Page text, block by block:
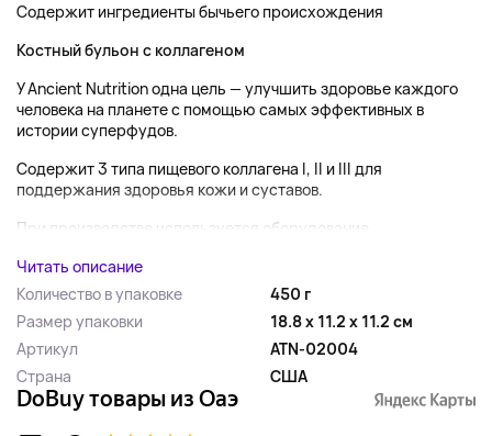
Содержит ингредиенты бычьего происхождения
Костный бульон с коллагеном
У Ancient Nutrition одна цель — улучшить здоровье каждого
человека на планете с помощью самых эффективных в
истории суперфудов.
Содержит 3 типа пищевого коллагена I, II и III для
поддержания здоровья кожи и суставов.
При производстве используется оборудование,...
Читать описание
Количество в упаковке
450 г
Размер упаковки
18.8 x 11.2 x 11.2 см
Артикул
ATN-02004
Страна
США